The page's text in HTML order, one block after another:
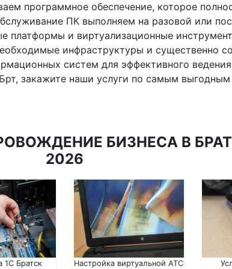
программное обеспечение, которое
ПК выполняем на разовой или
платформы и виртуализационные
инфраструктуры и существенно
систем для эффективного ведения
закажите наши услуги по самым
БИЗНЕСА В
2026
1С Братск
Настройка виртуальной АТС